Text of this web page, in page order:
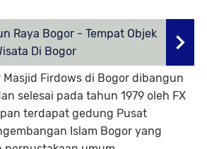
Raya Bogor - Tempat Objek
Di Bogor
Masjid Firdows di Bogor dibangun
selesai pada tahun 1979 oleh FX
terdapat gedung Pusat
Islam Bogor yang